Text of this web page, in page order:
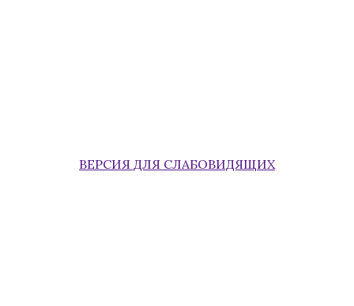
ВЕРСИЯ ДЛЯ СЛАБОВИДЯЩИХ